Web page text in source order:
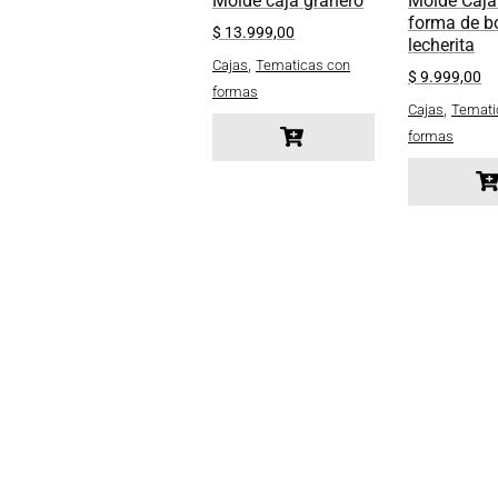
$ 13.999,00
Cajas, Tematicas con
formas
forma de
lecherita
$ 9.999,00
Cajas,
formas